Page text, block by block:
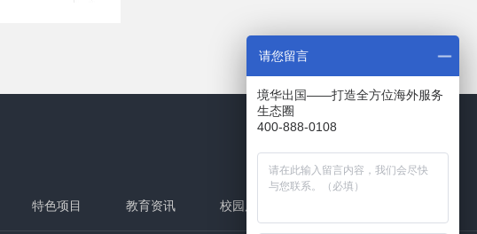
特色项目 教育资讯 校园库
请您留言
境华出国——打造全方位海外服务
生态圈
400-888-0108